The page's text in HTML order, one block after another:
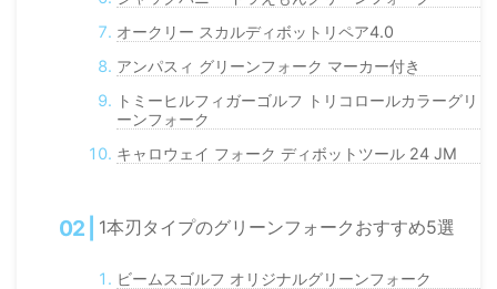
オークリー スカルディボットリペア4.0
アンパスィ グリーンフォーク マーカー付き
トミーヒルフィガーゴルフ トリコロールカラーグリ
ーンフォーク
キャロウェイ フォーク ディボットツール 24 JM
1本刃タイプのグリーンフォークおすすめ5選
ビームスゴルフ オリジナルグリーンフォーク